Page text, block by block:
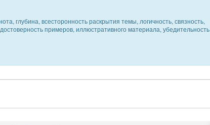
глубина, всесторонность раскрытия темы, логичность, связность,
примеров, иллюстративного материала, убедительность